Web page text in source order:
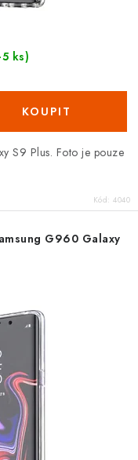
ks)
S9 Plus. Foto je pouze
Kód: 4040
G960 Galaxy